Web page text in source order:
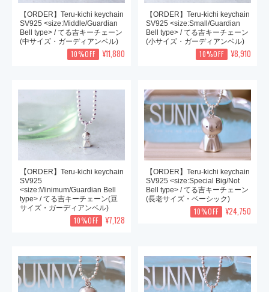
【ORDER】Teru-kichi keychain
SV925 <size:Middle/Guardian
Bell type> / てる吉キーチェーン
(中サイズ・ガーディアンベル)
10%OFF ¥11,880
【ORDER】Teru-kichi keychain
SV925 <size:Small/Guardian
Bell type> / てる吉キーチェーン
(小サイズ・ガーディアンベル)
10%OFF ¥8,910
【ORDER】Teru-kichi keychain
SV925
<size:Minimum/Guardian Bell
type> / てる吉キーチェーン(豆
サイズ・ガーディアンベル)
10%OFF ¥7,128
【ORDER】Teru-kichi keychain
SV925 <size:Special Big/Not
Bell type> / てる吉キーチェーン
(長老サイズ・ベーシック)
10%OFF ¥24,750